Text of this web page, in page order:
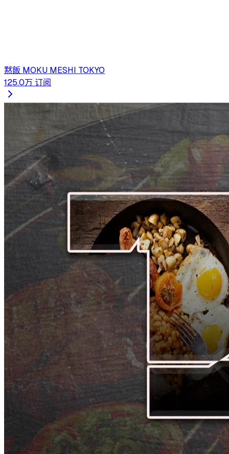
黙飯 MOKU MESHI TOKYO
125.0万 订阅